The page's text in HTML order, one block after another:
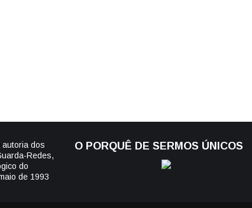
dos
Redes,
do
de 1993
O PORQUÊ DE SERMOS ÚNICOS